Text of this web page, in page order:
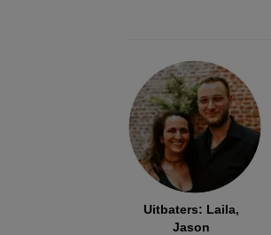
Uitbaters: Laila,
Jason